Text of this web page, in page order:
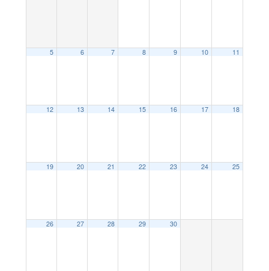
5 6 7 8 9 10 11
12 13 14 15 16 17 18
19 20 21 22 23 24 25
26 27 28 29 30